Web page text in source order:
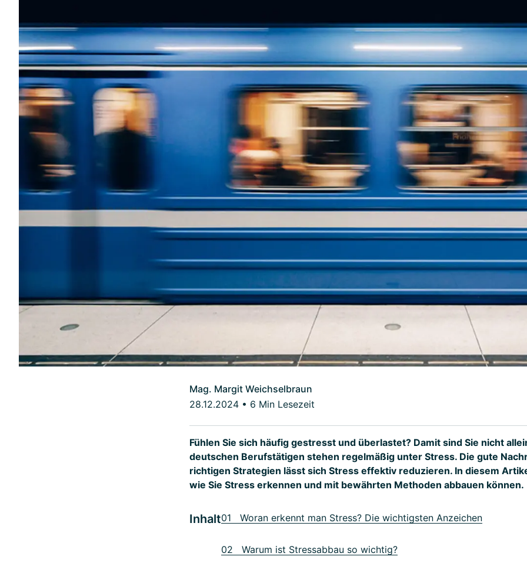
Mag. Margit Weichselbraun
28.12.2024 • 6 Min Lesezeit
Fühlen Sie sich häufig gestresst und überlastet? Damit sind Sie nicht
deutschen Berufstätigen stehen regelmäßig unter Stress. Die gute
richtigen Strategien lässt sich Stress effektiv reduzieren. In diesem
wie Sie Stress erkennen und mit bewährten Methoden abbauen können.
Inhalt01 Woran erkennt man Stress? Die wichtigsten Anzeichen
02 Warum ist Stressabbau so wichtig?